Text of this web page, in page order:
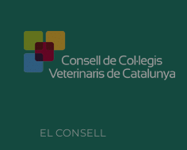
EL CONSELL